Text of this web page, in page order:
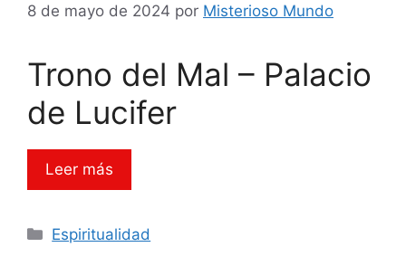
8 de mayo de 2024 por Misterioso Mundo
Trono del Mal – Palacio
de Lucifer
Leer más
Categorías
Espiritualidad